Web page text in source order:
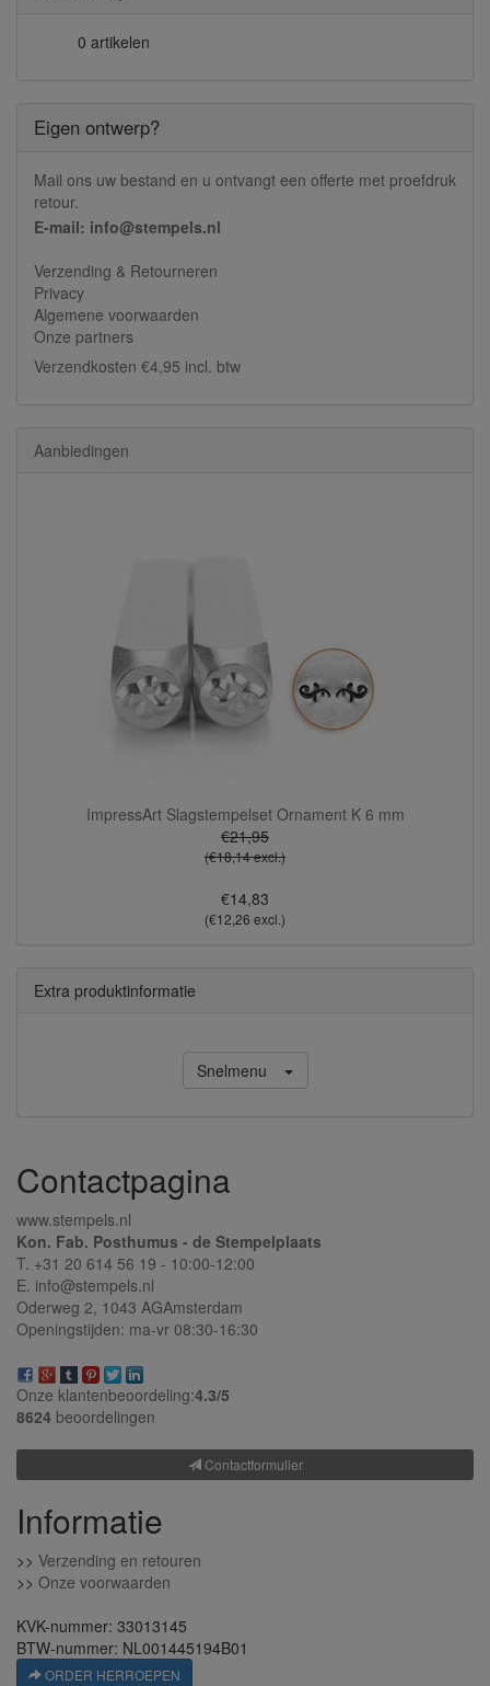
0 artikelen
Eigen ontwerp?
Mail ons uw bestand en u ontvangt een offerte met proefdruk
retour.
E-mail: info@stempels.nl
Verzending & Retourneren
Privacy
Algemene voorwaarden
Onze partners
Verzendkosten €4,95 incl. btw
Aanbiedingen
ImpressArt Slagstempelset Ornament K 6 mm
€21,95
(€18,14 excl.)
€14,83
(€12,26 excl.)
Extra produktinformatie
Snelmenu
Contactpagina
www.stempels.nl
Kon. Fab. Posthumus - de Stempelplaats
T. +31 20 614 56 19 - 10:00-12:00
E. info@stempels.nl
Oderweg 2, 1043 AGAmsterdam
Openingstijden: ma-vr 08:30-16:30
Onze klantenbeoordeling:4.3/5
8624 beoordelingen
Contactformulier
Informatie
>> Verzending en retouren
>> Onze voorwaarden
KVK-nummer: 33013145
BTW-nummer: NL001445194B01
ORDER HERROEPEN